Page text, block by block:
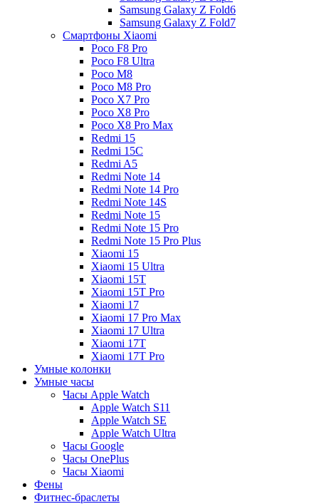
Samsung Galaxy Z Fold6
Samsung Galaxy Z Fold7
Смартфоны Xiaomi
Poco F8 Pro
Poco F8 Ultra
Poco M8
Poco M8 Pro
Poco X7 Pro
Poco X8 Pro
Poco X8 Pro Max
Redmi 15
Redmi 15C
Redmi A5
Redmi Note 14
Redmi Note 14 Pro
Redmi Note 14S
Redmi Note 15
Redmi Note 15 Pro
Redmi Note 15 Pro Plus
Xiaomi 15
Xiaomi 15 Ultra
Xiaomi 15T
Xiaomi 15T Pro
Xiaomi 17
Xiaomi 17 Pro Max
Xiaomi 17 Ultra
Xiaomi 17T
Xiaomi 17T Pro
Умные колонки
Умные часы
Часы Apple Watch
Apple Watch S11
Apple Watch SE
Apple Watch Ultra
Часы Google
Часы OnePlus
Часы Xiaomi
Фены
Фитнес-браслеты